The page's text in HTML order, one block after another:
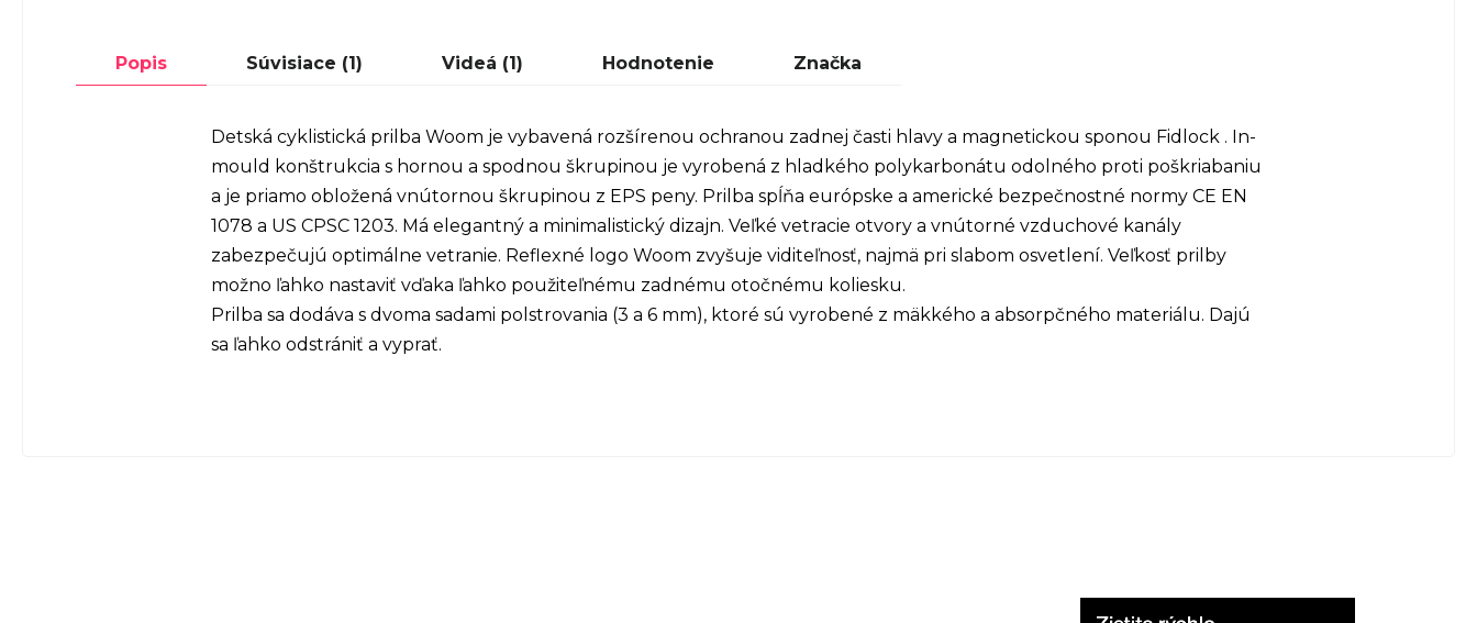
Popis Súvisiace (1) Videá (1) Hodnotenie Značka
Detská cyklistická prilba Woom je vybavená rozšírenou ochranou zadnej časti hlavy a magnetickou sponou Fidlock . In-
mould konštrukcia s hornou a spodnou škrupinou je vyrobená z hladkého polykarbonátu odolného proti poškriabaniu
a je priamo obložená vnútornou škrupinou z EPS peny. Prilba spĺňa európske a americké bezpečnostné normy CE EN
1078 a US CPSC 1203. Má elegantný a minimalistický dizajn. Veľké vetracie otvory a vnútorné vzduchové kanály
zabezpečujú optimálne vetranie. Reflexné logo Woom zvyšuje viditeľnosť, najmä pri slabom osvetlení. Veľkosť prilby
možno ľahko nastaviť vďaka ľahko použiteľnému zadnému otočnému koliesku.
Prilba sa dodáva s dvoma sadami polstrovania (3 a 6 mm), ktoré sú vyrobené z mäkkého a absorpčného materiálu. Dajú
sa ľahko odstrániť a vyprať.